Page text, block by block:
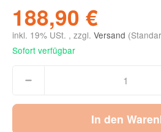
188,90 €
inkl. 19% USt. , zzgl. Versand
Sofort verfügbar
In den